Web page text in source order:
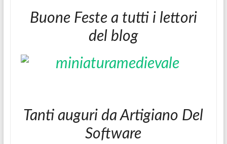
Buone Feste a tutti i lettori
del blog
Tanti auguri da Artigiano Del
Software